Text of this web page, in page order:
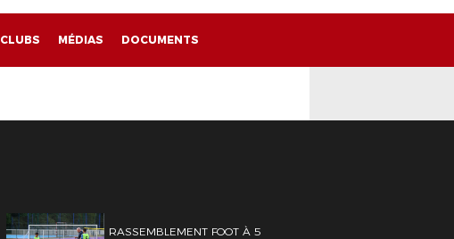
CLUBS MÉDIAS DOCUMENTS
RASSEMBLEMENT FOOT À 5